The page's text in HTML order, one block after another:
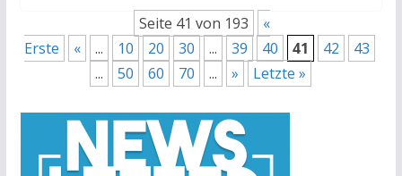
Seite 41 von 193
«
Erste
« ... 10 20 30 ... 39 40 41 42
43
...
50 60 70 ... » Letzte »